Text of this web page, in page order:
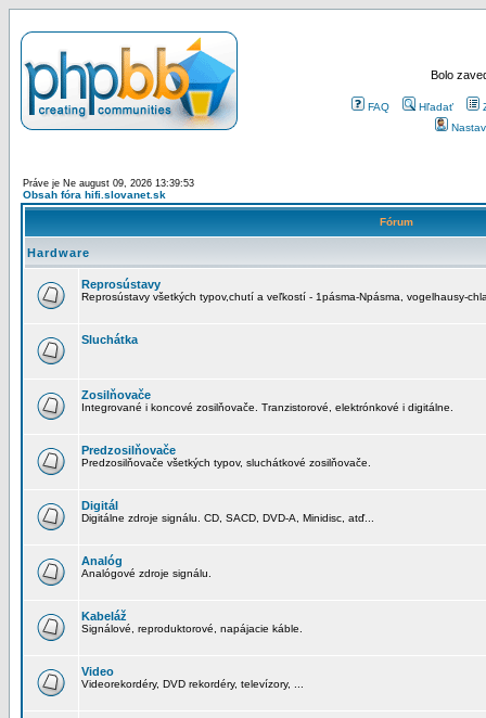
Bolo
FAQ Hľadať
Práve je Ne august 09, 2026 13:39:53
Obsah fóra hifi.slovanet.sk
Fórum
Hardware
Reprosústavy
Reprosústavy všetkých typov,chutí a veľkostí - 1pásma-Npásma, vogelhausy-
Sluchátka
Zosilňovače
Integrované i koncové zosilňovače. Tranzistorové, elektrónkové i digitálne.
Predzosilňovače
Predzosilňovače všetkých typov, sluchátkové zosilňovače.
Digitál
Digitálne zdroje signálu. CD, SACD, DVD-A, Minidisc, atď...
Analóg
Analógové zdroje signálu.
Kabeláž
Signálové, reproduktorové, napájacie káble.
Video
Videorekordéry, DVD rekordéry, televízory, ...